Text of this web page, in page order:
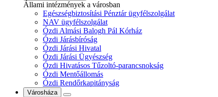
Állami intézmények a városban
Egészségbiztosítási Pénztár ügyfélszolgálat
NAV ügyfélszolgálat
Ózdi Almási Balogh Pál Kórház
Ózdi Járásbíróság
Ózdi Járási Hivatal
Ózdi Járási Ügyészség
Ózdi Hivatásos Tűzoltó-parancsnokság
Ózdi Mentőállomás
Ózdi Rendőrkapitányság
Városháza